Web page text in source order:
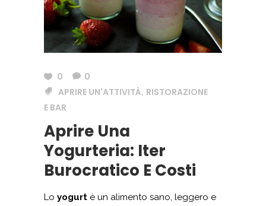
0
0
APRIRE UN'ATTIVITÀ, RISTORAZIONE
E BAR
Aprire Una
Yogurteria: Iter
Burocratico E Costi
Lo yogurt è un alimento sano, leggero e